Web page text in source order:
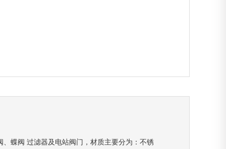
蝶阀 过滤器及电站阀门，材质主要分为：不锈